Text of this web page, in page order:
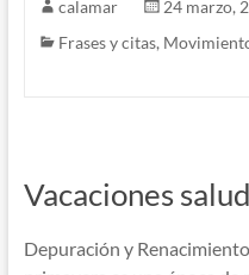
calamar
24 marzo,
Frases y citas,
Vacaciones
Depuración y